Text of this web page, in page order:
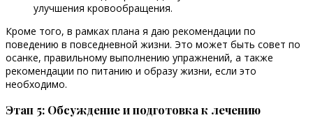
улучшения кровообращения.
Кроме того, в рамках плана я даю рекомендации по
поведению в повседневной жизни. Это может быть совет по
осанке, правильному выполнению упражнений, а также
рекомендации по питанию и образу жизни, если это
необходимо.
Этап 5: Обсуждение и подготовка к лечению